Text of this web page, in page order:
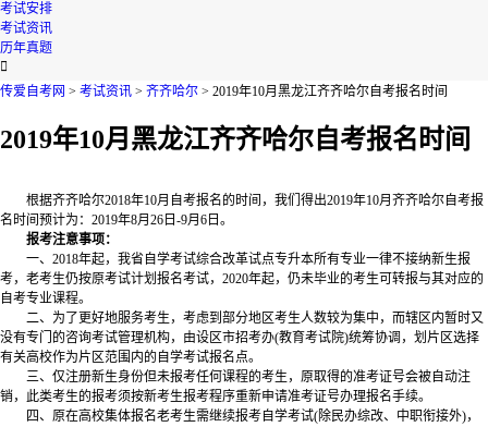
考试安排
考试资讯
历年真题

传爱自考网 > 考试资讯 > 齐齐哈尔 > 2019年10月黑龙江齐齐哈尔自考报名时间
2019年10月黑龙江齐齐哈尔自考报名时间
根据齐齐哈尔2018年10月自考报名的时间，我们得出2019年10月齐齐哈尔自考报
名时间预计为：2019年8月26日-9月6日。
报考注意事项：
一、2018年起，我省自学考试综合改革试点专升本所有专业一律不接纳新生报
考，老考生仍按原考试计划报名考试，2020年起，仍未毕业的考生可转报与其对应的
自考专业课程。
二、为了更好地服务考生，考虑到部分地区考生人数较为集中，而辖区内暂时又
没有专门的咨询考试管理机构，由设区市招考办(教育考试院)统筹协调，划片区选择
有关高校作为片区范围内的自学考试报名点。
三、仅注册新生身份但未报考任何课程的考生，原取得的准考证号会被自动注
销，此类考生的报考须按新考生报考程序重新申请准考证号办理报名手续。
四、原在高校集体报名老考生需继续报考自学考试(除民办综改、中职衔接外)，